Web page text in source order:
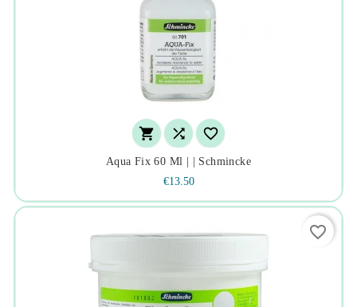
  
Aqua Fix 60 Ml | | Schmincke
€13.50
favorite_border